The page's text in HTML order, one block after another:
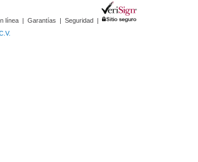
línea | Garantías | Seguridad |